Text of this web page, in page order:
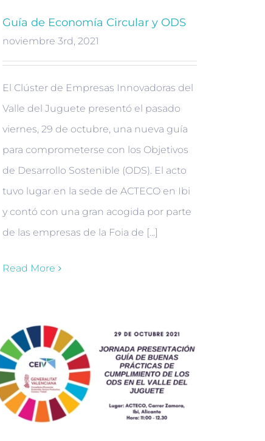
Guía de Economía Circular y ODS
noviembre 3rd, 2021
El Clúster de Empresas Innovadoras del
Valle del Juguete presentó el pasado
viernes, 29 de octubre, una nueva guía
para comprometerse con los Objetivos
de Desarrollo Sostenible (ODS). El acto
tuvo lugar en la sede de ACTECO en Ibi
y contó con una gran acogida por parte
de las empresas de la Foia de [...]
Read More